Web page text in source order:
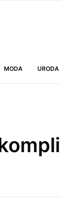
MODA URODA